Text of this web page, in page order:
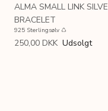
ALMA SMALL LINK
BRACELET
925 Sterlingsølv ♺
250,00 DKK Udsolgt